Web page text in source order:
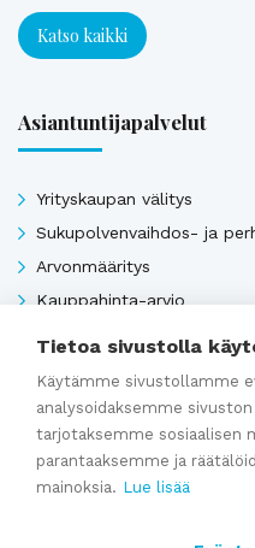
Katso kaikki
Asiantuntijapalvelut
Yrityskaupan välitys
Sukupolvenvaihdos- ja
Arvonmääritys
Kauppahinta-arvio
Katso kaikki
Tietoa sivustolla
Käytämme sivustollamme
analysoidaksemme
tarjotaksemme sosiaalisen
parantaaksemme ja
mainoksia. Lue lisää